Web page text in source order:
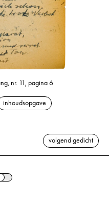
nr. 11, pagina 6
inhoudsopgave
volgend gedicht